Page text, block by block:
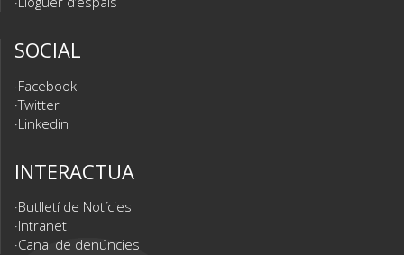
SOCIAL
Facebook
Twitter
Linkedin
INTERACTUA
Butlletí de Notícies
Intranet
Canal de denúncies